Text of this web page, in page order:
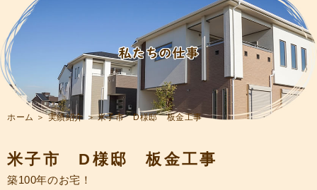
ホーム ＞ 実績紹介 ＞ 米子市 D様邸 板金工事
米子市 D様邸 板金工事
築100年のお宅！